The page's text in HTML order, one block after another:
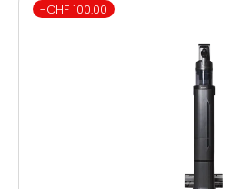
-CHF 100.00